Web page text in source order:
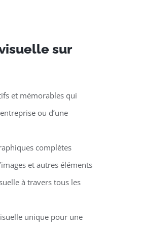
sur
et mémorables qui
ou d’une
complètes
et autres éléments
à travers tous les
unique pour une